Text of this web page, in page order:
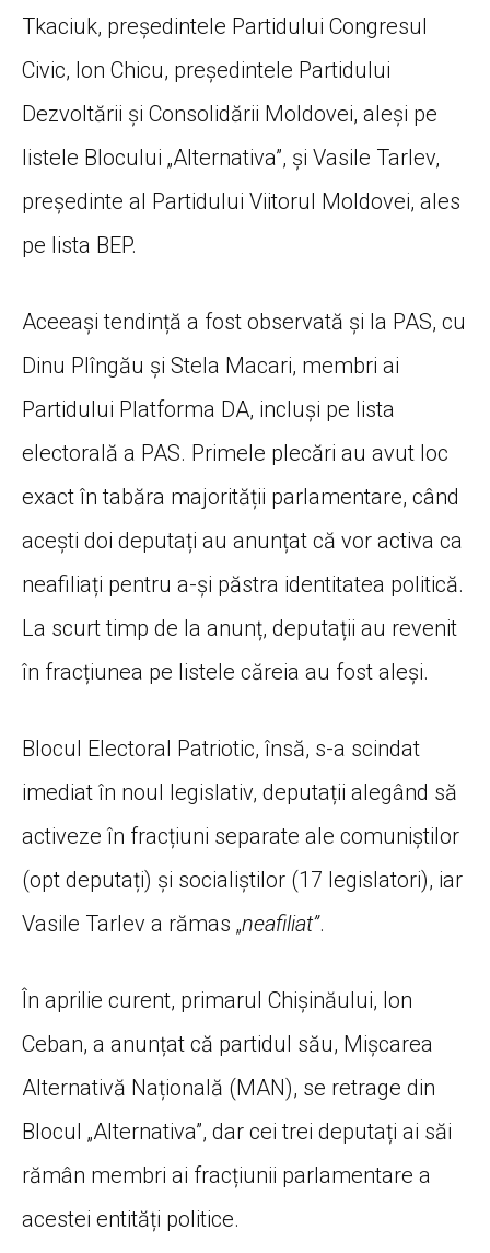
Tkaciuk, președintele Partidului Congresul
Civic, Ion Chicu, președintele Partidului
Dezvoltării și Consolidării Moldovei, aleși pe
listele Blocului „Alternativa”, și Vasile Tarlev,
președinte al Partidului Viitorul Moldovei, ales
pe lista BEP.
Aceeași tendință a fost observată și la PAS, cu
Dinu Plîngău și Stela Macari, membri ai
Partidului Platforma DA, incluși pe lista
electorală a PAS. Primele plecări au avut loc
exact în tabăra majorității parlamentare, când
acești doi deputați au anunțat că vor activa ca
neafiliați pentru a-și păstra identitatea politică.
La scurt timp de la anunț, deputații au revenit
în fracțiunea pe listele căreia au fost aleși.
Blocul Electoral Patriotic, însă, s-a scindat
imediat în noul legislativ, deputații alegând să
activeze în fracțiuni separate ale comuniștilor
(opt deputați) și socialiștilor (17 legislatori), iar
Vasile Tarlev a rămas „neafiliat”.
În aprilie curent, primarul Chișinăului, Ion
Ceban, a anunțat că partidul său, Mișcarea
Alternativă Națională (MAN), se retrage din
Blocul „Alternativa”, dar cei trei deputați ai săi
rămân membri ai fracțiunii parlamentare a
acestei entități politice.